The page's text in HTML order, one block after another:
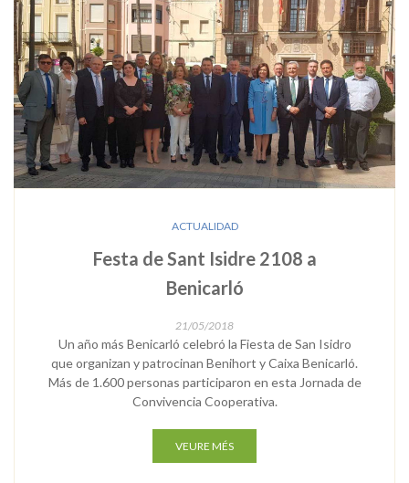
ACTUALIDAD
Festa de Sant Isidre 2108 a
Benicarló
21/05/2018
Un año más Benicarló celebró la Fiesta de San Isidro
que organizan y patrocinan Benihort y Caixa Benicarló.
Más de 1.600 personas participaron en esta Jornada de
Convivencia Cooperativa.
VEURE MÉS